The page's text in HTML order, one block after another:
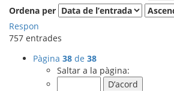
Ordena per
Respon
757 entrades
Pàgina 38 de 38
Saltar a la pàgina: